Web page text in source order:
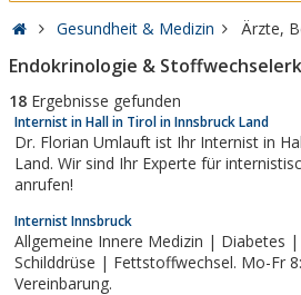
Gesundheit & Medizin Ärzte,
Endokrinologie &
18 Ergebnisse gefunden
Internist in Hall in Tirol in Innsbruck Land
Dr. Florian Umlauft ist Ihr Internist in
Land. Wir sind Ihr Experte für
anrufen!
Internist Innsbruck
Allgemeine Innere Medizin | Diabetes
Schilddrüse | Fettstoffwechsel. Mo-Fr
Vereinbarung.